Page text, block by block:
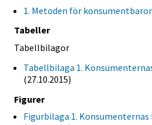
1. Metoden för
Tabeller
Tabellbilagor
Tabellbilaga 1.
(27.10.2015)
Figurer
Figurbilaga 1.